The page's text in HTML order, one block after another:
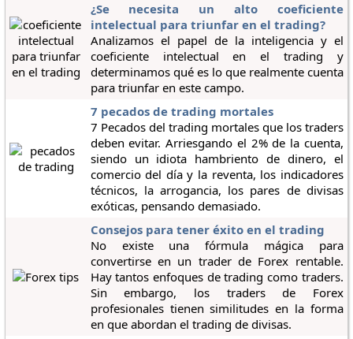
¿Se necesita un alto coeficiente
intelectual para triunfar en el trading?
Analizamos el papel de la inteligencia y el
coeficiente intelectual en el trading y
determinamos qué es lo que realmente cuenta
para triunfar en este campo.
7 pecados de trading mortales
7 Pecados del trading mortales que los traders
deben evitar. Arriesgando el 2% de la cuenta,
siendo un idiota hambriento de dinero, el
comercio del día y la reventa, los indicadores
técnicos, la arrogancia, los pares de divisas
exóticas, pensando demasiado.
Consejos para tener éxito en el trading
No existe una fórmula mágica para
convertirse en un trader de Forex rentable.
Hay tantos enfoques de trading como traders.
Sin embargo, los traders de Forex
profesionales tienen similitudes en la forma
en que abordan el trading de divisas.